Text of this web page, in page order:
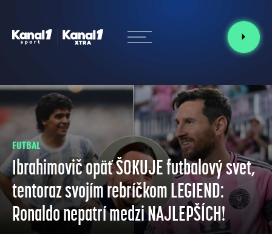
FUTBAL
Ibrahimovič opäť ŠOKUJE futbalový svet,
tentoraz svojím rebríčkom LEGIEND:
Ronaldo nepatrí medzi NAJLEPŠÍCH!